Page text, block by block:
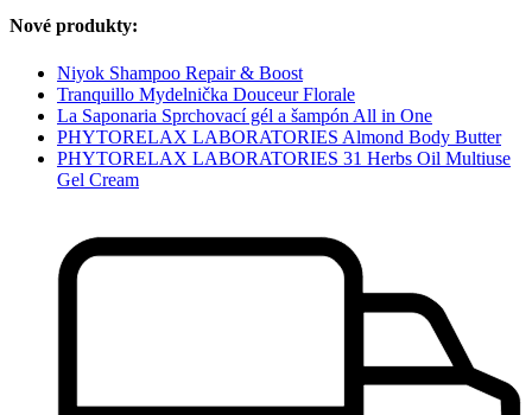
Nové produkty:
Niyok Shampoo Repair & Boost
Tranquillo Mydelnička Douceur Florale
La Saponaria Sprchovací gél a šampón All in One
PHYTORELAX LABORATORIES Almond Body Butter
PHYTORELAX LABORATORIES 31 Herbs Oil Multiuse
Gel Cream